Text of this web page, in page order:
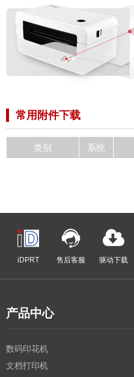
常用附件下载
类别 系统
iDPRT 售后客服 驱动下载
产品中心
数码印花机
文档打印机